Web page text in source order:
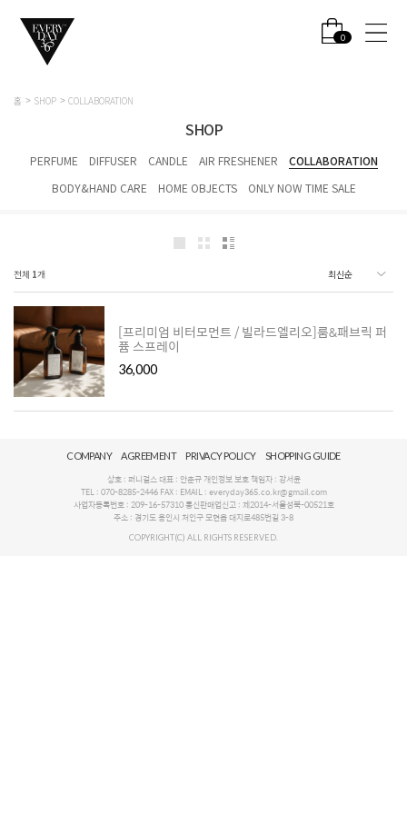
0
홈 SHOP COLLABORATION
SHOP
PERFUME DIFFUSER CANDLE AIR FRESHENER
COLLABORATION
BODY&HAND CARE
HOME OBJECTS ONLY NOW TIME SALE
전체 1개
[프리미엄 비터모먼트 / 빌라드엘리오]룸&패브릭 퍼
퓸 스프레이
36,000
COMPANY AGREEMENT PRIVACY POLICY SHOPPING GUIDE
상호 : 퍼니걸스 대표 : 안춘규 개인정보 보호 책임자 : 강서윤
TEL : 070-8285-2446 FAX : EMAIL : everyday365.co.kr@gmail.com
사업자등록번호 : 209-16-57310 통신판매업신고 : 제2014-서울성북-00521호
주소 : 경기도 용인시 처인구 모현읍 대지로485번길 3-8
COPYRIGHT(C) ALL RIGHTS RESERVED.